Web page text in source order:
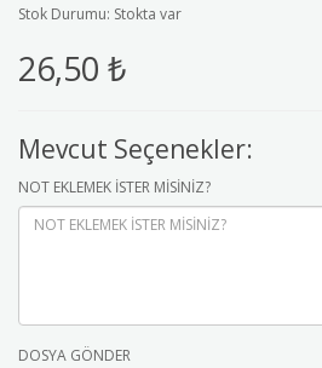
Stok Durumu: Stokta var
26,50 ₺
Mevcut Seçenekler:
NOT EKLEMEK İSTER MİSİNİZ?
DOSYA GÖNDER